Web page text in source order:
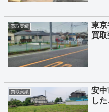
買取実績
東
買取
買取実績
安
した